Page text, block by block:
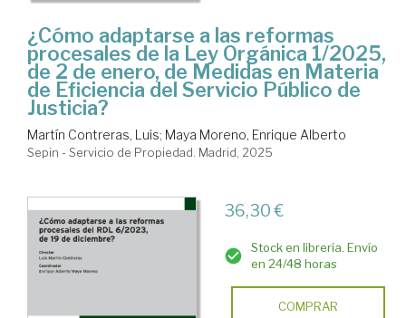
¿Cómo adaptarse a las reformas
procesales de la Ley Orgánica 1/2025,
de 2 de enero, de Medidas en Materia
de Eficiencia del Servicio Público de
Justicia?
Martín Contreras, Luis; Maya Moreno, Enrique Alberto
Sepin - Servicio de Propiedad. Madrid, 2025
36,30 €
Stock en librería. Envío
en 24/48 horas
COMPRAR